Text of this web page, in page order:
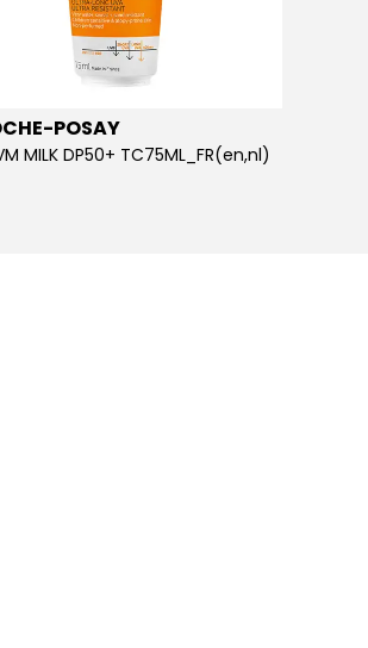
POSAY
MILK DP50+ TC75ML_FR(en,nl)